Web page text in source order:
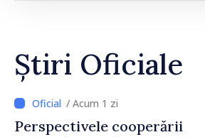
Știri Oficiale
/ Acum 1 zi
Perspectivele cooperării